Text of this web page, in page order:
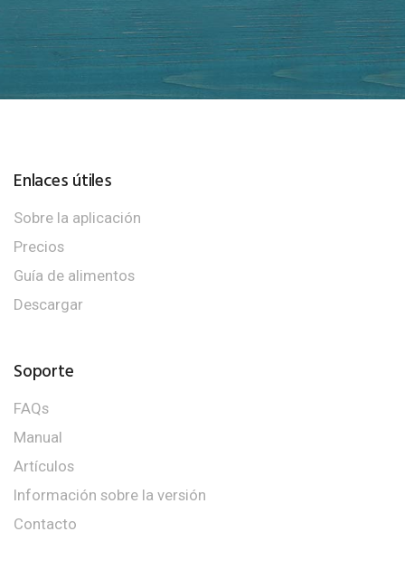
Enlaces útiles
Sobre la aplicación
Precios
Guía de alimentos
Descargar
Soporte
FAQs
Manual
Artículos
Información sobre la versión
Contacto